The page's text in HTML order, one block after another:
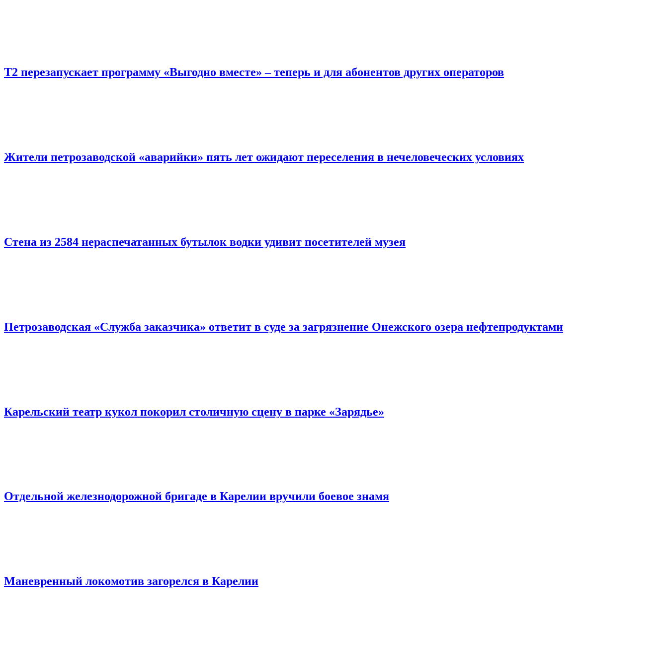
Т2 перезапускает программу «Выгодно вместе» – теперь и для абонентов других операторов
Жители петрозаводской «аварийки» пять лет ожидают переселения в нечеловеческих условиях
Стена из 2584 нераспечатанных бутылок водки удивит посетителей музея
Петрозаводская «Служба заказчика» ответит в суде за загрязнение Онежского озера нефтепродуктами
Карельский театр кукол покорил столичную сцену в парке «Зарядье»
Отдельной железнодорожной бригаде в Карелии вручили боевое знамя
Маневренный локомотив загорелся в Карелии